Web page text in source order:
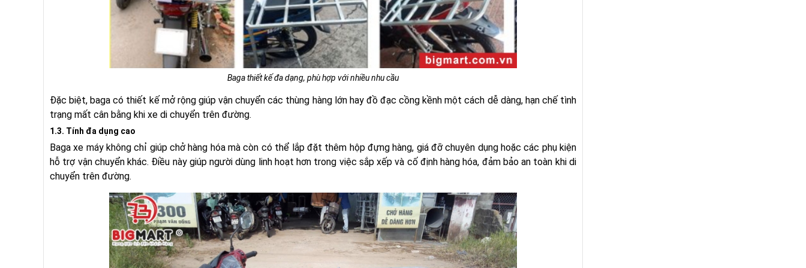
Baga thiết kế đa dạng, phù hợp với nhiều nhu cầu
Đặc biệt, baga có thiết kế mở rộng giúp vận chuyển các thùng hàng lớn hay đồ đạc cồng kềnh một cách dễ dàng, hạn chế tình
trạng mất cân bằng khi xe di chuyển trên đường.
1.3. Tính đa dụng cao
Baga xe máy không chỉ giúp chở hàng hóa mà còn có thể lắp đặt thêm hộp đựng hàng, giá đỡ chuyên dụng hoặc các phụ kiện
hỗ trợ vận chuyển khác. Điều này giúp người dùng linh hoạt hơn trong việc sắp xếp và cố định hàng hóa, đảm bảo an toàn khi di
chuyển trên đường.